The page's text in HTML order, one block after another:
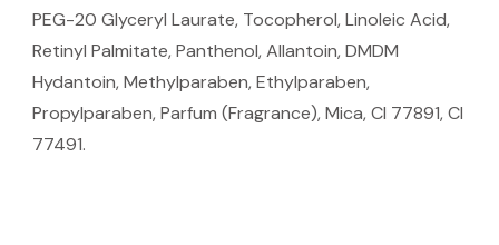
PEG-20 Glyceryl Laurate, Tocopherol, Linoleic Acid,
Retinyl Palmitate, Panthenol, Allantoin, DMDM
Hydantoin, Methylparaben, Ethylparaben,
Propylparaben, Parfum (Fragrance), Mica, CI 77891, CI
77491.